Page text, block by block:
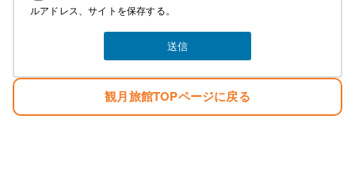
素泊まり ￥4000 税込み ￥4400
夕食 ￥1300 税込み ￥1430
朝食 ￥700 税込み ￥770
お弁当 ￥750 税込み ￥825
ルアドレス、サイトを保存する。
観月旅館TOPページに戻る